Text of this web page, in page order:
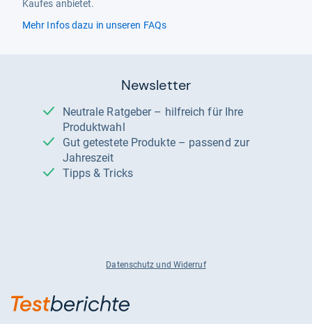
Kaufes anbietet.
Mehr Infos dazu in unseren FAQs
Newsletter
Neutrale Ratgeber – hilfreich für Ihre
Produktwahl
Gut getestete Produkte – passend zur
Jahreszeit
Tipps & Tricks
Datenschutz und Widerruf